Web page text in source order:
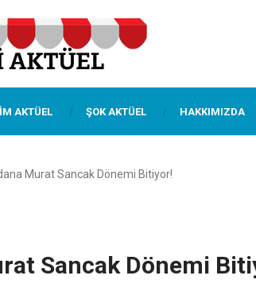
AKTÜEL ŞOK AKTÜEL HAKKIMIZDA
Murat Sancak Dönemi Bitiyor!
Sancak Dönemi